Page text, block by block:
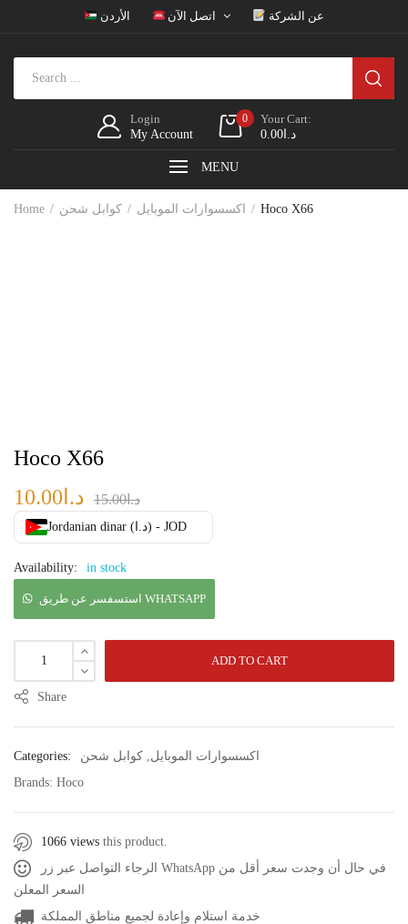
الأردن اتصل الآن عن الشركة
Login
My Account
0
Your Cart:
د.ا0.00
MENU
Home اكسسوارات الموبايل كوابل شحن Hoco X66
Hoco X66
د.ا15.00 د.ا 10.00
Jordanian dinar (د.ا) - JOD
Availability: in stock
استسفسر عن طريق WHATSAPP
ADD TO CART
Share
Categories: اكسسوارات الموبايل, كوابل شحن
Brands: Hoco
1066 views this product.
الرجاء التواصل عبر زر WhatsApp في حال أن وجدت سعر أقل من
السعر المعلن
خدمة استلام وإعادة لجميع مناطق المملكة